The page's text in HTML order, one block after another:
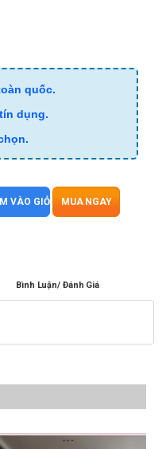
quốc.
dụng.
VÀO GIỎ MUA NGAY
Bình Luận/ Đánh Giá